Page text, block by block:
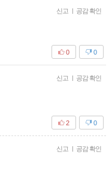
신고 공감 확인
0
0
신고 공감 확인
0
2
신고 공감 확인